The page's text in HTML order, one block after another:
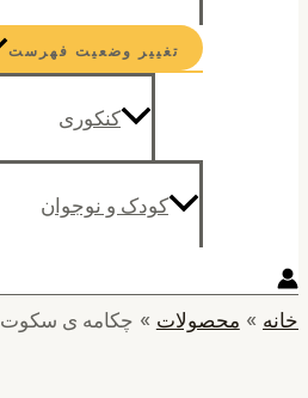
تغییر وضعیت فهرست
کنکوری
کودک و نوجوان
خانه محصولات چکامه ی سکوت